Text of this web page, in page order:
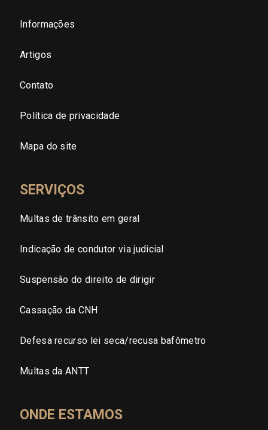
Informações
Artigos
Contato
Política de privacidade
Mapa do site
SERVIÇOS
Multas de trânsito em geral
Indicação de condutor via judicial
Suspensão do direito de dirigir
Cassação da CNH
Defesa recurso lei seca/recusa bafômetro
Multas da ANTT
ONDE ESTAMOS